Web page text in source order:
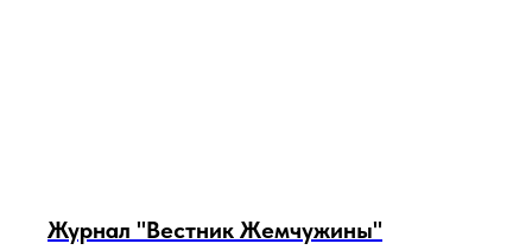
Журнал "Вестник Жемчужины"